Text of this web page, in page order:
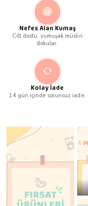
Nefes Alan Kumaş
Cilt dostu, yumuşak müslin
dokular.
Kolay İade
14 gün içinde sorunsuz iade.